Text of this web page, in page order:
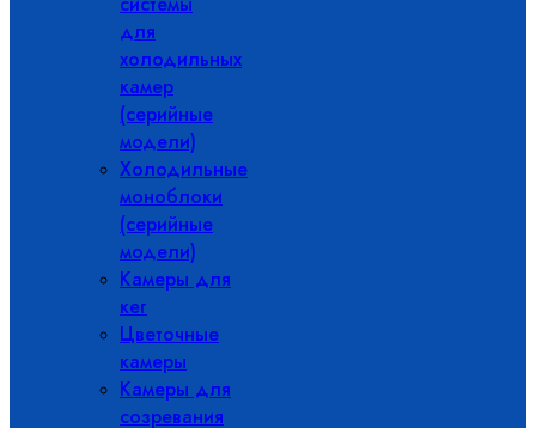
для
холодильных
камер
(серийные
модели)
Холодильные
моноблоки
(серийные
модели)
Камеры для
кег
Цветочные
камеры
Камеры для
созревания